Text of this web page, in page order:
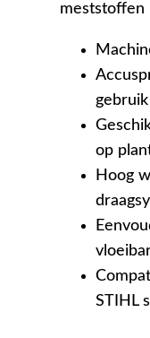
meststoffen
gebruik
op
Hoog
STIHL